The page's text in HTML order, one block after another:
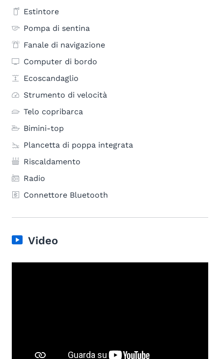
Estintore
Pompa di sentina
Fanale di navigazione
Computer di bordo
Ecoscandaglio
Strumento di velocità
Telo copribarca
Bimini-top
Plancetta di poppa integrata
Riscaldamento
Radio
Connettore Bluetooth
Video